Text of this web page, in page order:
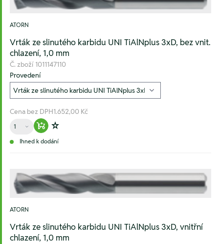
ATORN
Vrták ze slinutého karbidu UNI TiAlNplus 3xD, bez vnit.
chlazení, 1,0 mm
Č. zboží 1011147110
Provedení
Cena bez DPH1.652,00 Kč
Množství
Warenkorb hinzufügen
Zur Wunschliste hinzufügen
Ihned k dodání
ATORN
Vrták ze slinutého karbidu UNI TiAlNplus 3xD, vnitřní
chlazení, 1,0 mm